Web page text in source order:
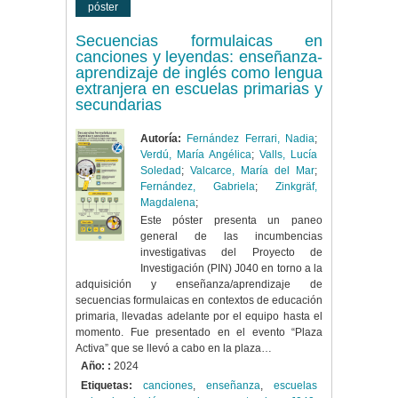
póster
Secuencias formulaicas en
canciones y leyendas: enseñanza-
aprendizaje de inglés como lengua
extranjera en escuelas primarias y
secundarias
Autoría: Fernández Ferrari, Nadia;
Verdú, María Angélica; Valls, Lucía
Soledad ; Valcarce, María del Mar;
Fernández, Gabriela;Zinkgräf,
Magdalena;
Este póster presenta un paneo
general de las incumbencias
investigativas del Proyecto de
Investigación (PIN) J040 en torno a la
adquisición y enseñanza/aprendizaje de
secuencias formulaicas en contextos de educación
primaria, llevadas adelante por el equipo hasta el
momento. Fue presentado en el evento “Plaza
Activa” que se llevó a cabo en la plaza…
Año: : 2024
Etiquetas:
canciones, enseñanza, escuelas